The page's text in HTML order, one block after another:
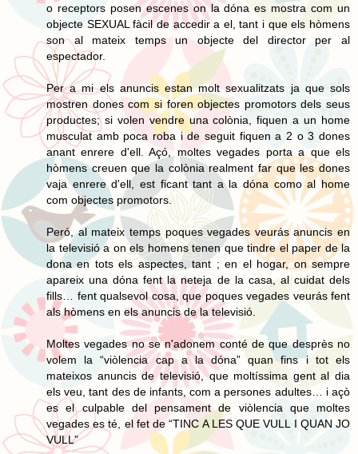
o receptors posen escenes on la dóna es mostra com un
objecte SEXUAL fàcil de accedir a el, tant i que els hòmens
son al mateix temps un objecte del director per al
espectador.
Per a mi els anuncis estan molt sexualitzats ja que sols
mostren dones com si foren objectes promotors dels seus
productes; si volen vendre una colònia, fiquen a un home
musculat amb poca roba i de seguit fiquen a 2 o 3 dones
anant enrere d'ell. Açó, moltes vegades porta a que els
hòmens creuen que la colònia realment far que les dones
vaja enrere d'ell, est ficant tant a la dóna como al home
com objectes promotors.
Peró, al mateix temps poques vegades veurás anuncis en
la televisió a on els homens tenen que tindre el paper de la
dona en tots els aspectes, tant ; en el hogar, on sempre
apareix una dóna fent la neteja de la casa, al cuidat dels
fills… fent qualsevol cosa, que poques vegades veurás fent
als hòmens en els anuncis de la televisió.
Moltes vegades no se n'adonem conté de que desprès no
volem la “viòlencia cap a la dóna” quan fins i tot els
mateixos anuncis de televisió, que moltíssima gent al dia
els veu, tant des de infants, com a persones adultes… i açò
es el culpable del pensament de viòlencia que moltes
vegades es té, el fet de “TINC A LES QUE VULL I QUAN JO
VULL”